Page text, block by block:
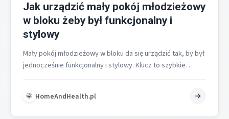
Jak urządzić mały pokój młodzieżowy
w bloku żeby był funkcjonalny i
stylowy
Mały pokój młodzieżowy w bloku da się urządzić tak, by był
jednocześnie funkcjonalny i stylowy. Klucz to szybkie
HomeAndHealth.pl